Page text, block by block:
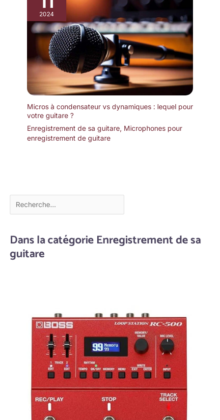
2024
Micros à condensateur vs dynamiques : lequel pour
votre guitare ?
Enregistrement de sa guitare, Microphones pour
enregistrement de guitare
Dans la catégorie Enregistrement de sa
guitare